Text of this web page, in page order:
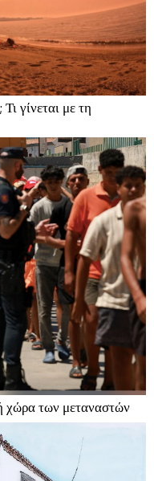
γίνεται με τη
χώρα των μεταναστών